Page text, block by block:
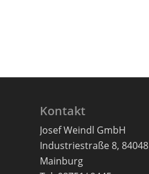
Kontakt
Josef Weindl GmbH
Industriestraße 8, 84048
Mainburg